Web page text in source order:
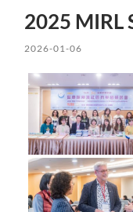
2025 MIRL
2026-01-06